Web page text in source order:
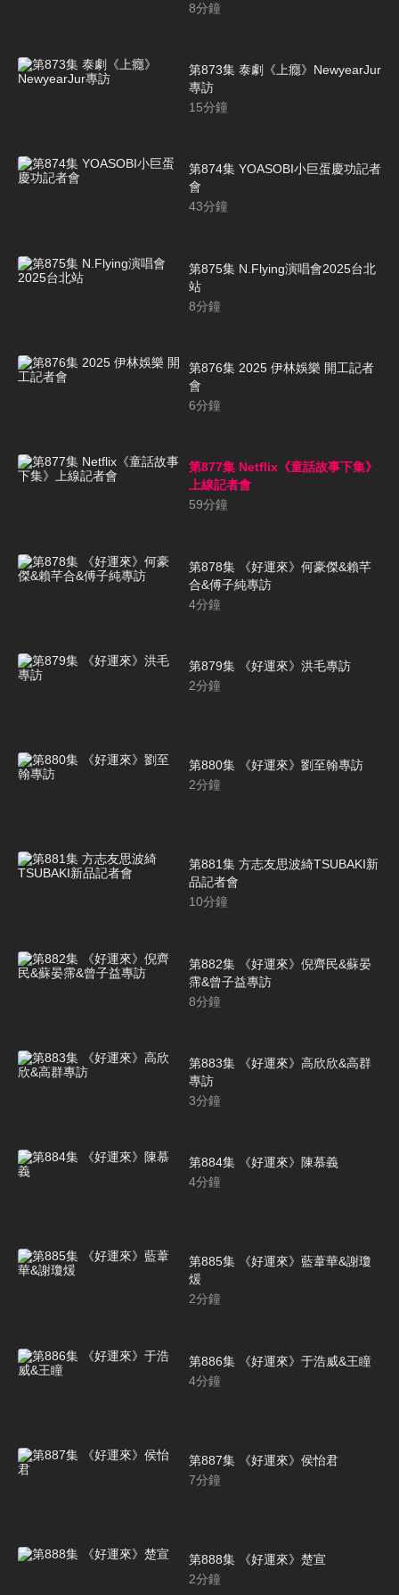
8分鐘
第873集 泰劇《上癮》NewyearJur
專訪
15分鐘
第874集 YOASOBI小巨蛋慶功記者
會
43分鐘
第875集 N.Flying演唱會2025台北
站
8分鐘
第876集 2025 伊林娛樂 開工記者
會
6分鐘
第877集 Netflix《童話故事下集》
上線記者會
59分鐘
第878集 《好運來》何豪傑&賴芊
合&傅子純專訪
4分鐘
第879集 《好運來》洪毛專訪
2分鐘
第880集 《好運來》劉至翰專訪
2分鐘
第881集 方志友思波綺TSUBAKI新
品記者會
10分鐘
第882集 《好運來》倪齊民&蘇晏
霈&曾子益專訪
8分鐘
第883集 《好運來》高欣欣&高群
專訪
3分鐘
第884集 《好運來》陳慕義
4分鐘
第885集 《好運來》藍葦華&謝瓊
煖
2分鐘
第886集 《好運來》于浩威&王瞳
4分鐘
第887集 《好運來》侯怡君
7分鐘
第888集 《好運來》楚宣
2分鐘